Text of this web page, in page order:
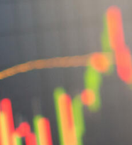
お問い合わせ